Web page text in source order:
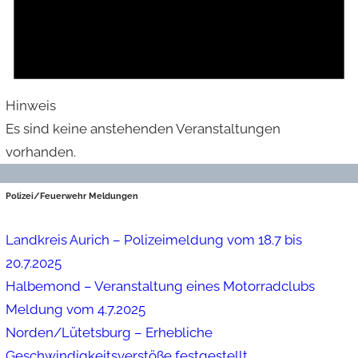
Hinweis
Es sind keine anstehenden Veranstaltungen
vorhanden.
Polizei/Feuerwehr Meldungen
Landkreis Aurich – Polizeimeldung vom 18.7 bis
20.7.2025
Halbemond – Veranstaltung eines Motorradclubs
Meldung vom 4.7.2025
Norden/Lütetsburg – Erhebliche